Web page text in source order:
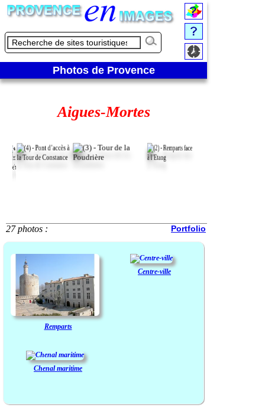
Photos de Provence
Aigues-Mortes
27 photos : Portfolio
Remparts
Centre-ville
Chenal maritime